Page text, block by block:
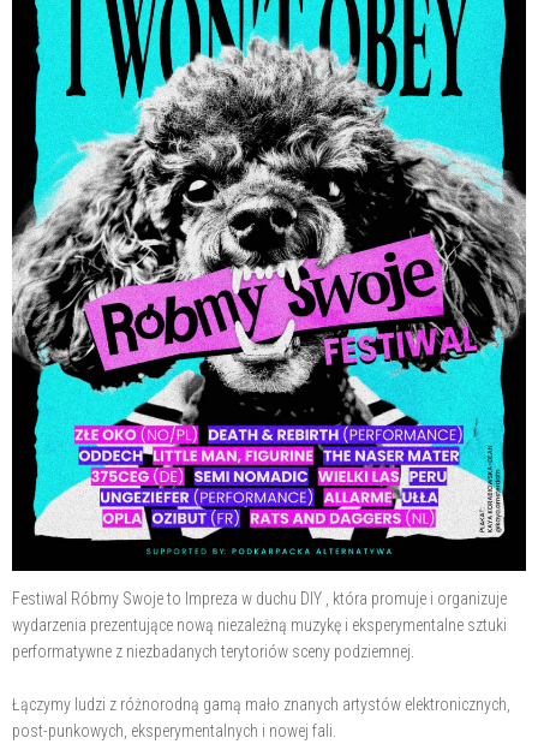
Festiwal Róbmy Swoje to Impreza w duchu DIY , która promuje i organizuje
wydarzenia prezentujące nową niezależną muzykę i eksperymentalne sztuki
performatywne z niezbadanych terytoriów sceny podziemnej.
Łączymy ludzi z różnorodną gamą mało znanych artystów elektronicznych,
post-punkowych, eksperymentalnych i nowej fali.